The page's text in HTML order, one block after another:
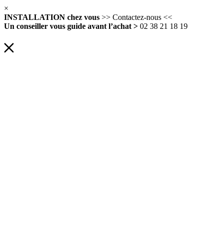
×
INSTALLATION chez vous >> Contactez-nous <<
Un conseiller vous guide avant l’achat > 02 38 21 18 19